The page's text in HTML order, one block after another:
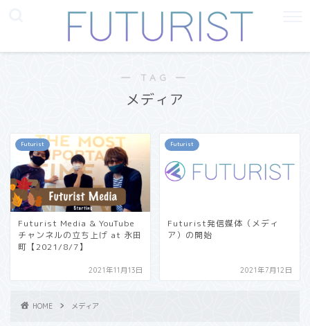
― TAG ―
メディア
Futurist
Futurist Media & YouTube
チャンネルの立ち上げ at 永田
町【2021/8/7】
2021年11月13日
Futurist
Futurist発信媒体（メディ
ア）の開始
2021年7月12日
HOME メディア